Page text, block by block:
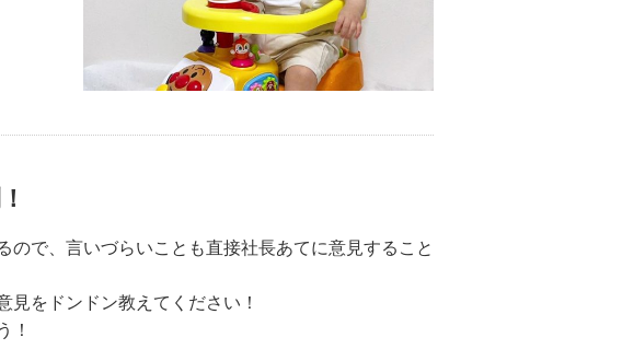
ので、言いづらいことも直接社長あてに意見すること
見をドンドン教えてください！
！